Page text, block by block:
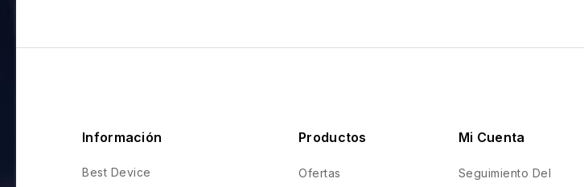
Información
Best Device
Productos
Ofertas
Mi Cuenta
Seguimiento Del